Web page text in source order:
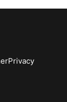
Privacy